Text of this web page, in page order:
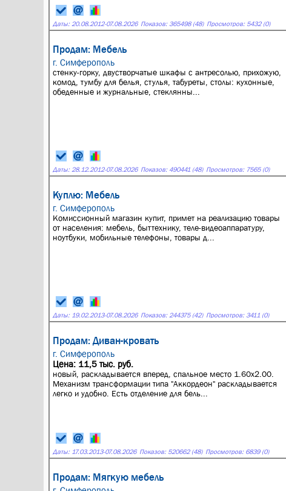
Даты: 20.08.2012-07.08.2026 Показов: 365498 (48) Просмотров: 5432 (0)
Продам: Мебель
г. Симферополь
стенку-горку, двустворчатые шкафы с антресолью, прихожую,
комод, тумбу для белья, стулья, табуреты, столы: кухонные,
обеденные и журнальные, стеклянны...
Даты: 28.12.2012-07.08.2026 Показов: 490441 (48) Просмотров: 7565 (0)
Куплю: Мебель
г. Симферополь
Комиссионный магазин купит, примет на реализацию товары
от населения: мебель, быттехнику, теле-видеоаппаратуру,
ноутбуки, мобильные телефоны, товары д...
Даты: 19.02.2013-07.08.2026 Показов: 244375 (42) Просмотров: 3411 (0)
Продам: Диван-кровать
г. Симферополь
Цена: 11,5 тыс. руб.
новый, раскладывается вперед, спальное место 1.60х2.00.
Механизм трансформации типа "Аккордеон" раскладывается
легко и удобно. Есть отделение для бель...
Даты: 17.03.2013-07.08.2026 Показов: 520662 (48) Просмотров: 6839 (0)
Продам: Мягкую мебель